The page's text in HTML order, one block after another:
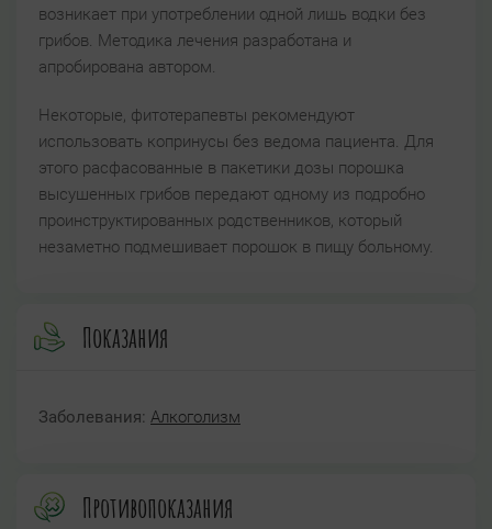
возникает при употреблении одной лишь водки без
грибов. Методика лечения разработана и
апробирована автором.
Некоторые, фитотерапевты рекомендуют
использовать копринусы без ведома пациента. Для
этого расфасованные в пакетики дозы порошка
высушенных грибов передают одному из подробно
проинструктированных родственников, который
незаметно подмешивает порошок в пищу больному.
Показания
Заболевания: Алкоголизм
Противопоказания